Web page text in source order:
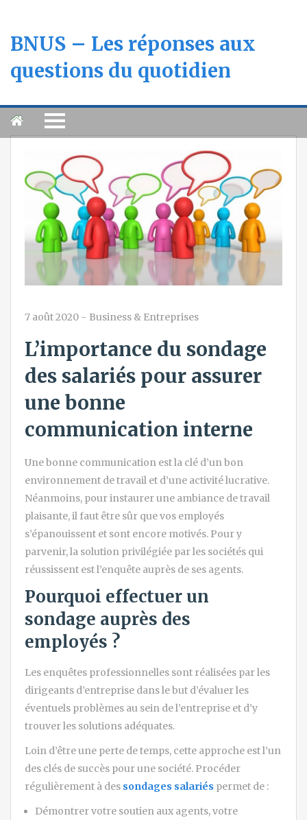
BNUS – Les réponses aux
questions du quotidien
7 août 2020 - Business & Entreprises
L’importance du sondage
des salariés pour assurer
une bonne
communication interne
Une bonne communication est la clé d’un bon
environnement de travail et d’une activité lucrative.
Néanmoins, pour instaurer une ambiance de travail
plaisante, il faut être sûr que vos employés
s’épanouissent et sont encore motivés. Pour y
parvenir, la solution privilégiée par les sociétés qui
réussissent est l’enquête auprès de ses agents.
Pourquoi effectuer un
sondage auprès des
employés ?
Les enquêtes professionnelles sont réalisées par les
dirigeants d’entreprise dans le but d’évaluer les
éventuels problèmes au sein de l’entreprise et d’y
trouver les solutions adéquates.
Loin d’être une perte de temps, cette approche est l’un
des clés de succès pour une société. Procéder
régulièrement à des sondages salariés permet de :
Démontrer votre soutien aux agents, votre